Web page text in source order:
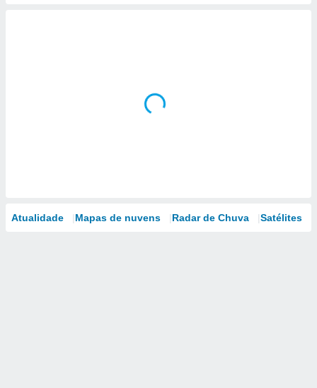
Atualidade Mapas de nuvens Radar de Chuva Satélites